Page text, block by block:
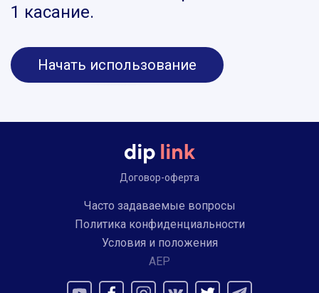
1 касание.
Начать использование
Договор-оферта
Часто задаваемые вопросы
Политика конфиденциальности
Условия и положения
AEP